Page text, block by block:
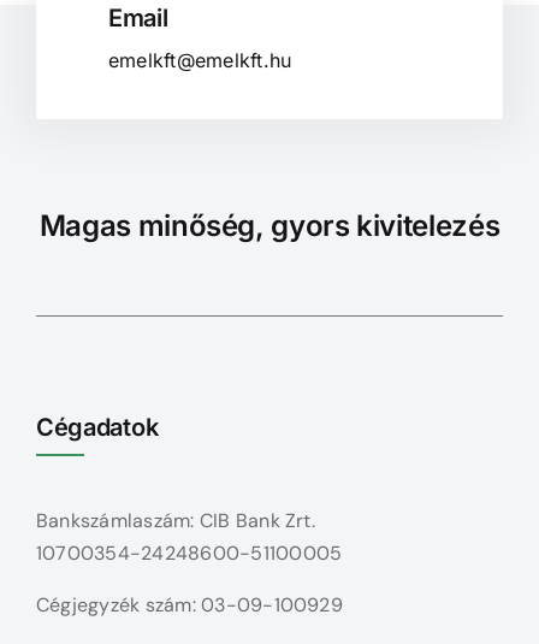
Email
emelkft@emelkft.hu
Magas minőség, gyors kivitelezés
Cégadatok
Bankszámlaszám: CIB Bank Zrt.
10700354-24248600-51100005
Cégjegyzék szám: 03-09-100929